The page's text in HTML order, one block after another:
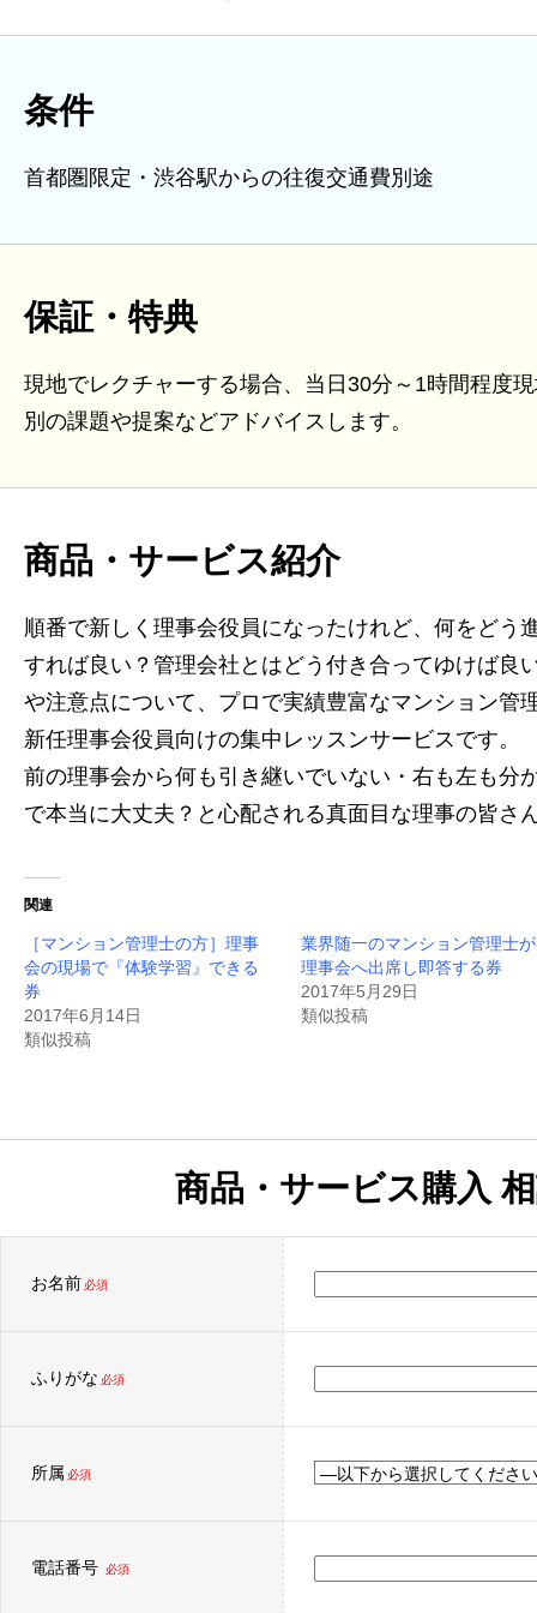
条件
首都圏限定・渋谷駅からの往復交通費別途
保証・特典
現地でレクチャーする場合、当日30分～1時間程度
別の課題や提案などアドバイスします。
商品・サービス紹介
順番で新しく理事会役員になったけれど、何をどう
すれば良い？管理会社とはどう付き合ってゆけば良
や注意点について、プロで実績豊富なマンション管
新任理事会役員向けの集中レッスンサービスです。
前の理事会から何も引き継いでいない・右も左も分
で本当に大丈夫？と心配される真面目な理事の皆さ
関連
［マンション管理士の方］理事
会の現場で『体験学習』できる
券
2017年6月14日
類似投稿
業界随一のマンション管理士が
理事会へ出席し即答する券
2017年5月29日
類似投稿
商品・サービス購入
お名前 必須
ふりがな 必須
所属 必須
電話番号 必須